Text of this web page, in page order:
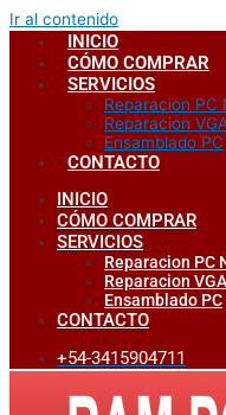
Ir al contenido
INICIO
CÓMO COMPRAR
SERVICIOS
Reparacion PC
Reparacion
Ensamblado PC
CONTACTO
INICIO
CÓMO COMPRAR
SERVICIOS
Reparacion PC
Reparacion VGA
Ensamblado PC
CONTACTO
+54-3415904711